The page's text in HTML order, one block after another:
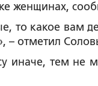
женщинах,
то какое вам
– отметил
иначе, тем не